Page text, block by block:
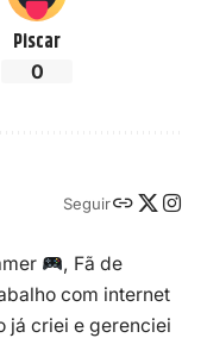
Piscar
0
Seguir
, Fã de
com internet
já criei e gerenciei